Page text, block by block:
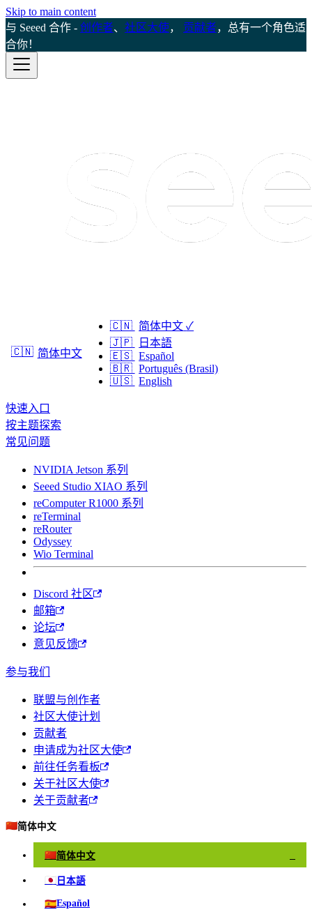
Skip to main content
与 Seeed 合作 - 创作者、 社区大使， 贡献者，总有一个角色适
合你！
🇨🇳 简体中文
🇨🇳 简体中文 ✓
🇯🇵
日本語
🇪🇸 Español
🇧🇷 Português (Brasil)
🇺🇸 English
快速入口
按主题探索
常见问题
NVIDIA Jetson 系列
Seeed Studio XIAO 系列
reComputer R1000 系列
reTerminal
reRouter
Odyssey
Wio Terminal
Discord 社区
邮箱
论坛
意见反馈
参与我们
联盟与创作者
社区大使计划
贡献者
申请成为社区大使
前往任务看板
关于社区大使
关于贡献者
🇨🇳简体中文
🇨🇳简体中文
🇯🇵 日本語
🇪🇸Español